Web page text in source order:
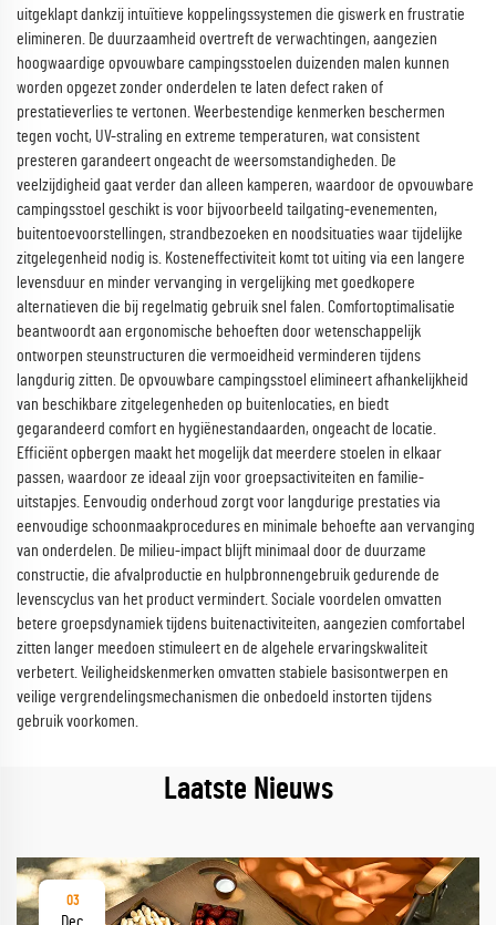
uitgeklapt dankzij intuïtieve koppelingssystemen die giswerk en frustratie
elimineren. De duurzaamheid overtreft de verwachtingen, aangezien
hoogwaardige opvouwbare campingsstoelen duizenden malen kunnen
worden opgezet zonder onderdelen te laten defect raken of
prestatieverlies te vertonen. Weerbestendige kenmerken beschermen
tegen vocht, UV-straling en extreme temperaturen, wat consistent
presteren garandeert ongeacht de weersomstandigheden. De
veelzijdigheid gaat verder dan alleen kamperen, waardoor de opvouwbare
campingsstoel geschikt is voor bijvoorbeeld tailgating-evenementen,
buitentoevoorstellingen, strandbezoeken en noodsituaties waar tijdelijke
zitgelegenheid nodig is. Kosteneffectiviteit komt tot uiting via een langere
levensduur en minder vervanging in vergelijking met goedkopere
alternatieven die bij regelmatig gebruik snel falen. Comfortoptimalisatie
beantwoordt aan ergonomische behoeften door wetenschappelijk
ontworpen steunstructuren die vermoeidheid verminderen tijdens
langdurig zitten. De opvouwbare campingsstoel elimineert afhankelijkheid
van beschikbare zitgelegenheden op buitenlocaties, en biedt
gegarandeerd comfort en hygiënestandaarden, ongeacht de locatie.
Efficiënt opbergen maakt het mogelijk dat meerdere stoelen in elkaar
passen, waardoor ze ideaal zijn voor groepsactiviteiten en familie-
uitstapjes. Eenvoudig onderhoud zorgt voor langdurige prestaties via
eenvoudige schoonmaakprocedures en minimale behoefte aan vervanging
van onderdelen. De milieu-impact blijft minimaal door de duurzame
constructie, die afvalproductie en hulpbronnengebruik gedurende de
levenscyclus van het product vermindert. Sociale voordelen omvatten
betere groepsdynamiek tijdens buitenactiviteiten, aangezien comfortabel
zitten langer meedoen stimuleert en de algehele ervaringskwaliteit
verbetert. Veiligheidskenmerken omvatten stabiele basisontwerpen en
veilige vergrendelingsmechanismen die onbedoeld instorten tijdens
gebruik voorkomen.
Laatste Nieuws
03
Dec